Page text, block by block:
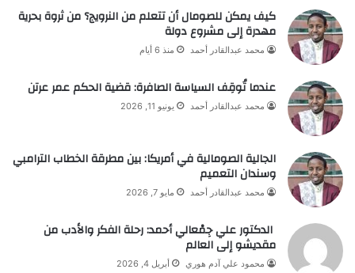
كيف يمكن للصومال أن تتعلم من النرويج؟ من ثروة بحرية
مهدرة إلى مشروع دولة
محمد عبدالقادر أحمد منذ 6 أيام
عندما تُوقِف السياسة الصافرة: قضية الحكم عمر عرتن
محمد عبدالقادر أحمد يونيو 11, 2026
الجالية الصومالية في أمريكا: بين مطرقة الخطاب الترامبي
وسندان التعميم
محمد عبدالقادر أحمد مايو 7, 2026
الدكتور علي جِمْعالي أحمد: رحلة الفكر والأدب من
مقديشو إلى العالم
محمود علي آدم هوري أبريل 4, 2026